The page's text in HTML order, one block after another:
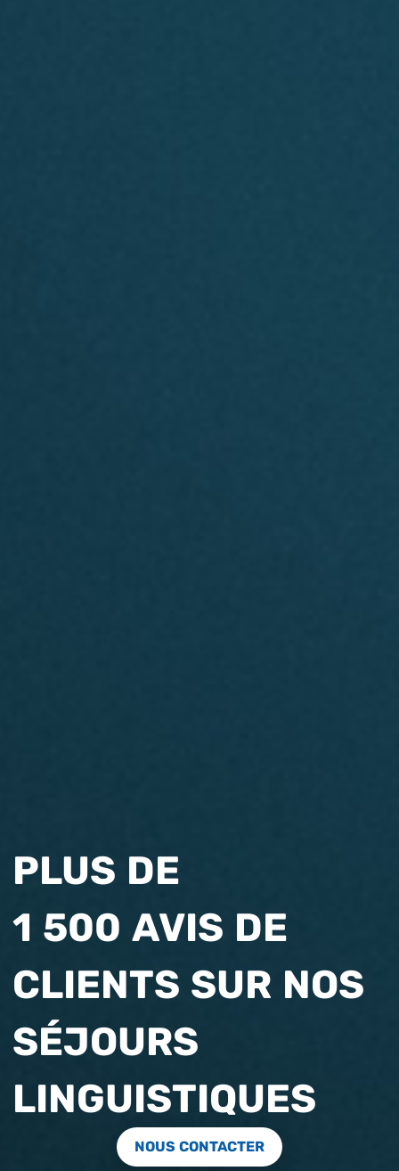
PLUS DE
1 500 AVIS DE
CLIENTS SUR NOS
SÉJOURS
LINGUISTIQUES
NOUS CONTACTER